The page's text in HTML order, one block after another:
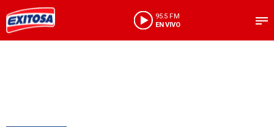
95.5 FM
EN VIVO